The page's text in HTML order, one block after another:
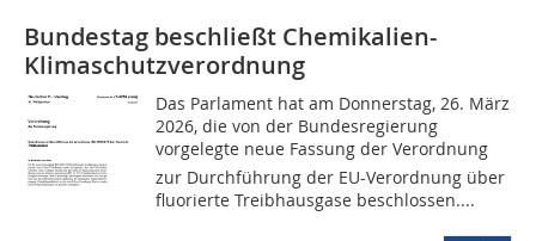
Bundestag beschließt Chemikalien-
Klimaschutzverordnung
Das Parlament hat am Donnerstag, 26. März
2026, die von der Bundesregierung
vorgelegte neue Fassung der Verordnung
zur Durchführung der EU-Verordnung über
fluorierte Treibhausgase beschlossen....